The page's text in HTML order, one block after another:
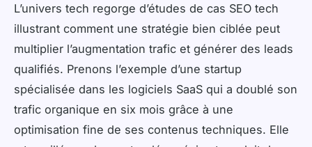
L’univers tech regorge d’études de cas SEO tech
illustrant comment une stratégie bien ciblée peut
multiplier l’augmentation trafic et générer des leads
qualifiés. Prenons l’exemple d’une startup
spécialisée dans les logiciels SaaS qui a doublé son
trafic organique en six mois grâce à une
optimisation fine de ses contenus techniques. Elle